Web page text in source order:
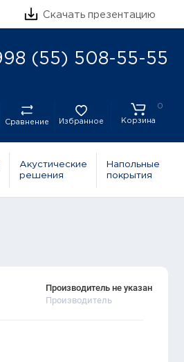
Скачать презентацию
(55) 508-55-55
Сравнение Избранное
0
Корзина
Акустические
решения
Напольные
покрытия
Производитель не указан
Производитель